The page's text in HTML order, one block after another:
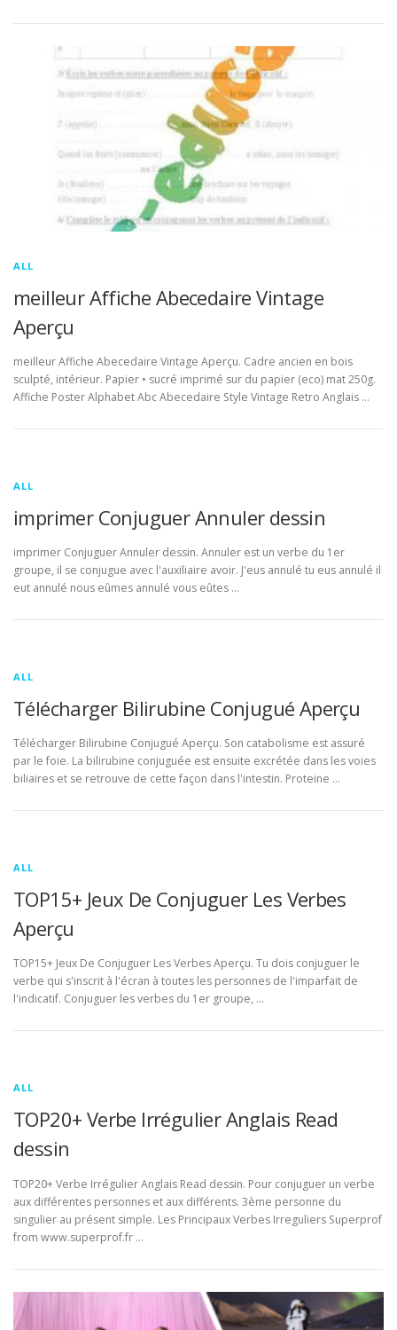
ALL
meilleur Affiche Abecedaire Vintage
Aperçu
meilleur Affiche Abecedaire Vintage Aperçu. Cadre ancien en bois
sculpté, intérieur. Papier • sucré imprimé sur du papier (eco) mat 250g.
Affiche Poster Alphabet Abc Abecedaire Style Vintage Retro Anglais …
ALL
imprimer Conjuguer Annuler dessin
imprimer Conjuguer Annuler dessin. Annuler est un verbe du 1er
groupe, il se conjugue avec l'auxiliaire avoir. J'eus annulé tu eus annulé il
eut annulé nous eûmes annulé vous eûtes …
ALL
Télécharger Bilirubine Conjugué Aperçu
Télécharger Bilirubine Conjugué Aperçu. Son catabolisme est assuré
par le foie. La bilirubine conjuguée est ensuite excrétée dans les voies
biliaires et se retrouve de cette façon dans l'intestin. Proteine …
ALL
TOP15+ Jeux De Conjuguer Les Verbes
Aperçu
TOP15+ Jeux De Conjuguer Les Verbes Aperçu. Tu dois conjuguer le
verbe qui s'inscrit à l'écran à toutes les personnes de l'imparfait de
l'indicatif. Conjuguer les verbes du 1er groupe, …
ALL
TOP20+ Verbe Irrégulier Anglais Read
dessin
TOP20+ Verbe Irrégulier Anglais Read dessin. Pour conjuguer un verbe
aux différentes personnes et aux différents. 3ème personne du
singulier au présent simple. Les Principaux Verbes Irreguliers Superprof
from www.superprof.fr …